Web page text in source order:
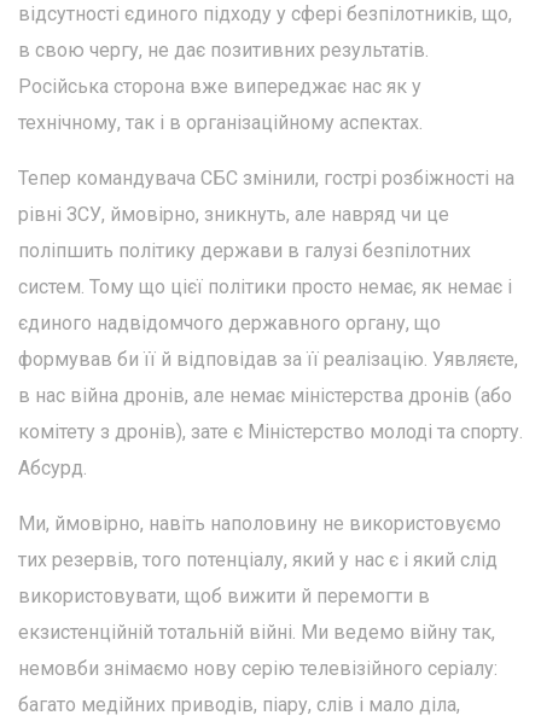
відсутності єдиного підходу у сфері безпілотників, що,
в свою чергу, не дає позитивних результатів.
Російська сторона вже випереджає нас як у
технічному, так і в організаційному аспектах.
Тепер командувача СБС змінили, гострі розбіжності на
рівні ЗСУ, ймовірно, зникнуть, але навряд чи це
поліпшить політику держави в галузі безпілотних
систем. Тому що цієї політики просто немає, як немає і
єдиного надвідомчого державного органу, що
формував би її й відповідав за її реалізацію. Уявляєте,
в нас війна дронів, але немає міністерства дронів (або
комітету з дронів), зате є Міністерство молоді та спорту.
Абсурд.
Ми, ймовірно, навіть наполовину не використовуємо
тих резервів, того потенціалу, який у нас є і який слід
використовувати, щоб вижити й перемогти в
екзистенційній тотальній війні. Ми ведемо війну так,
немовби знімаємо нову серію телевізійного серіалу:
багато медійних приводів, піару, слів і мало діла,